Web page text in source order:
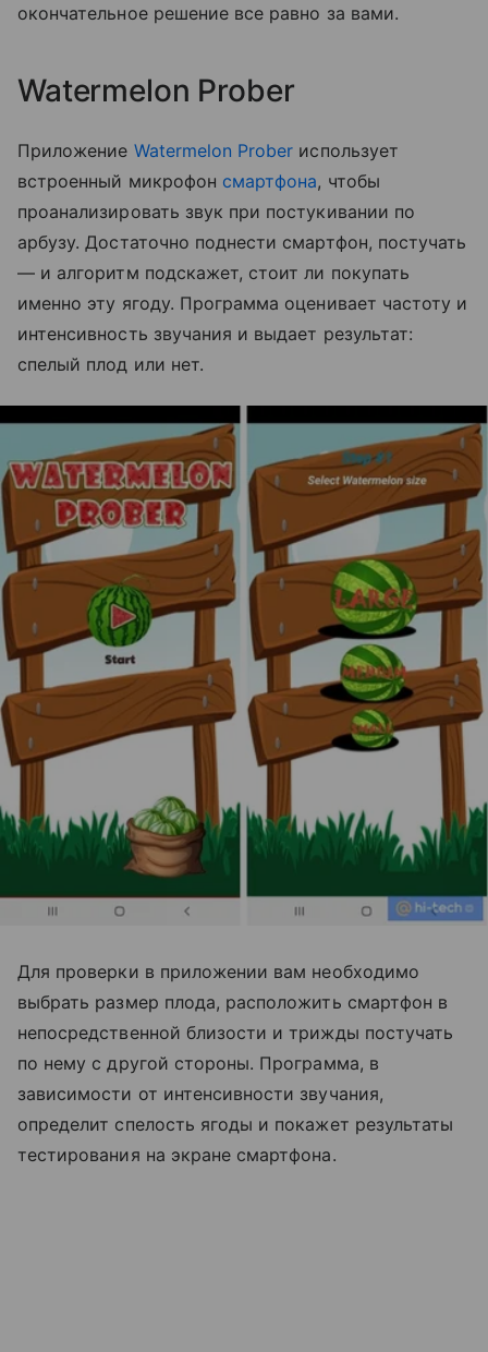
окончательное решение все равно за вами.
Watermelon Prober
Приложение Watermelon Prober использует
встроенный микрофон смартфона, чтобы
проанализировать звук при постукивании по
арбузу. Достаточно поднести смартфон, постучать
— и алгоритм подскажет, стоит ли покупать
именно эту ягоду. Программа оценивает частоту и
интенсивность звучания и выдает результат:
спелый плод или нет.
Для проверки в приложении вам необходимо
выбрать размер плода, расположить смартфон в
непосредственной близости и трижды постучать
по нему с другой стороны. Программа, в
зависимости от интенсивности звучания,
определит спелость ягоды и покажет результаты
тестирования на экране смартфона.